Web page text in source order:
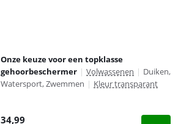
Onze keuze voor een topklasse
gehoorbeschermer | Volwassenen | Duiken,
Watersport, Zwemmen | Kleur transparant
34,99